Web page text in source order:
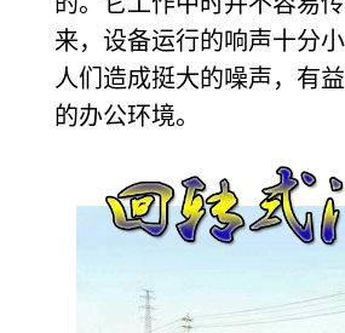
来，设备运行的响声十分
人们造成挺大的噪声，有
的办公环境。